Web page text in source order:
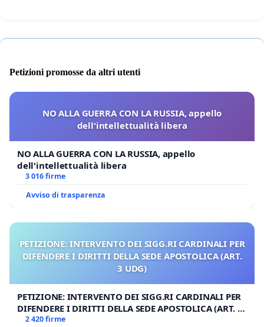
Petizioni promosse da altri utenti
NO ALLA GUERRA CON LA RUSSIA, appello
dell'intellettualità libera
NO ALLA GUERRA CON LA RUSSIA, appello
dell'intellettualità libera
3 016 firme
Avviso di trasparenza
PETIZIONE: INTERVENTO DEI SIGG.RI CARDINALI PER
DIFENDERE I DIRITTI DELLA SEDE APOSTOLICA (ART.
3 UDG)
PETIZIONE: INTERVENTO DEI SIGG.RI CARDINALI PER
DIFENDERE I DIRITTI DELLA SEDE APOSTOLICA (ART. 3
UDG)
2 420 firme